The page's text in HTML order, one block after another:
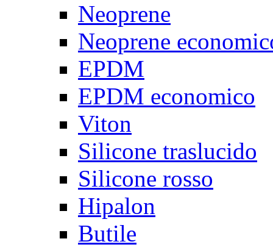
Neoprene
Neoprene
EPDM
EPDM economico
Viton
Silicone traslucido
Silicone rosso
Hipalon
Butile